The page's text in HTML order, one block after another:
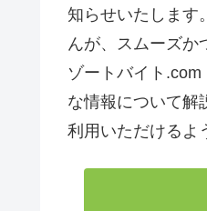
知らせいたします
んが、スムーズか
ゾートバイト
な情報について解
利用いただけるよ